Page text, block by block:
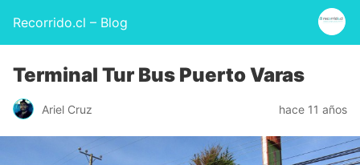
Recorrido.cl – Blog
Terminal Tur Bus Puerto Varas
Ariel Cruz hace 11 años